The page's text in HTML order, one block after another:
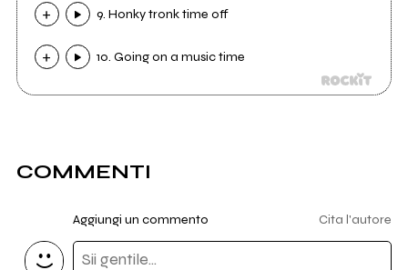
9. Honky tronk time off
10. Going on a music time
COMMENTI
Aggiungi un commento Cita l'autore